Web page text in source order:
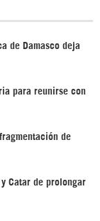
de Damasco deja
para reunirse con
de
Catar de prolongar